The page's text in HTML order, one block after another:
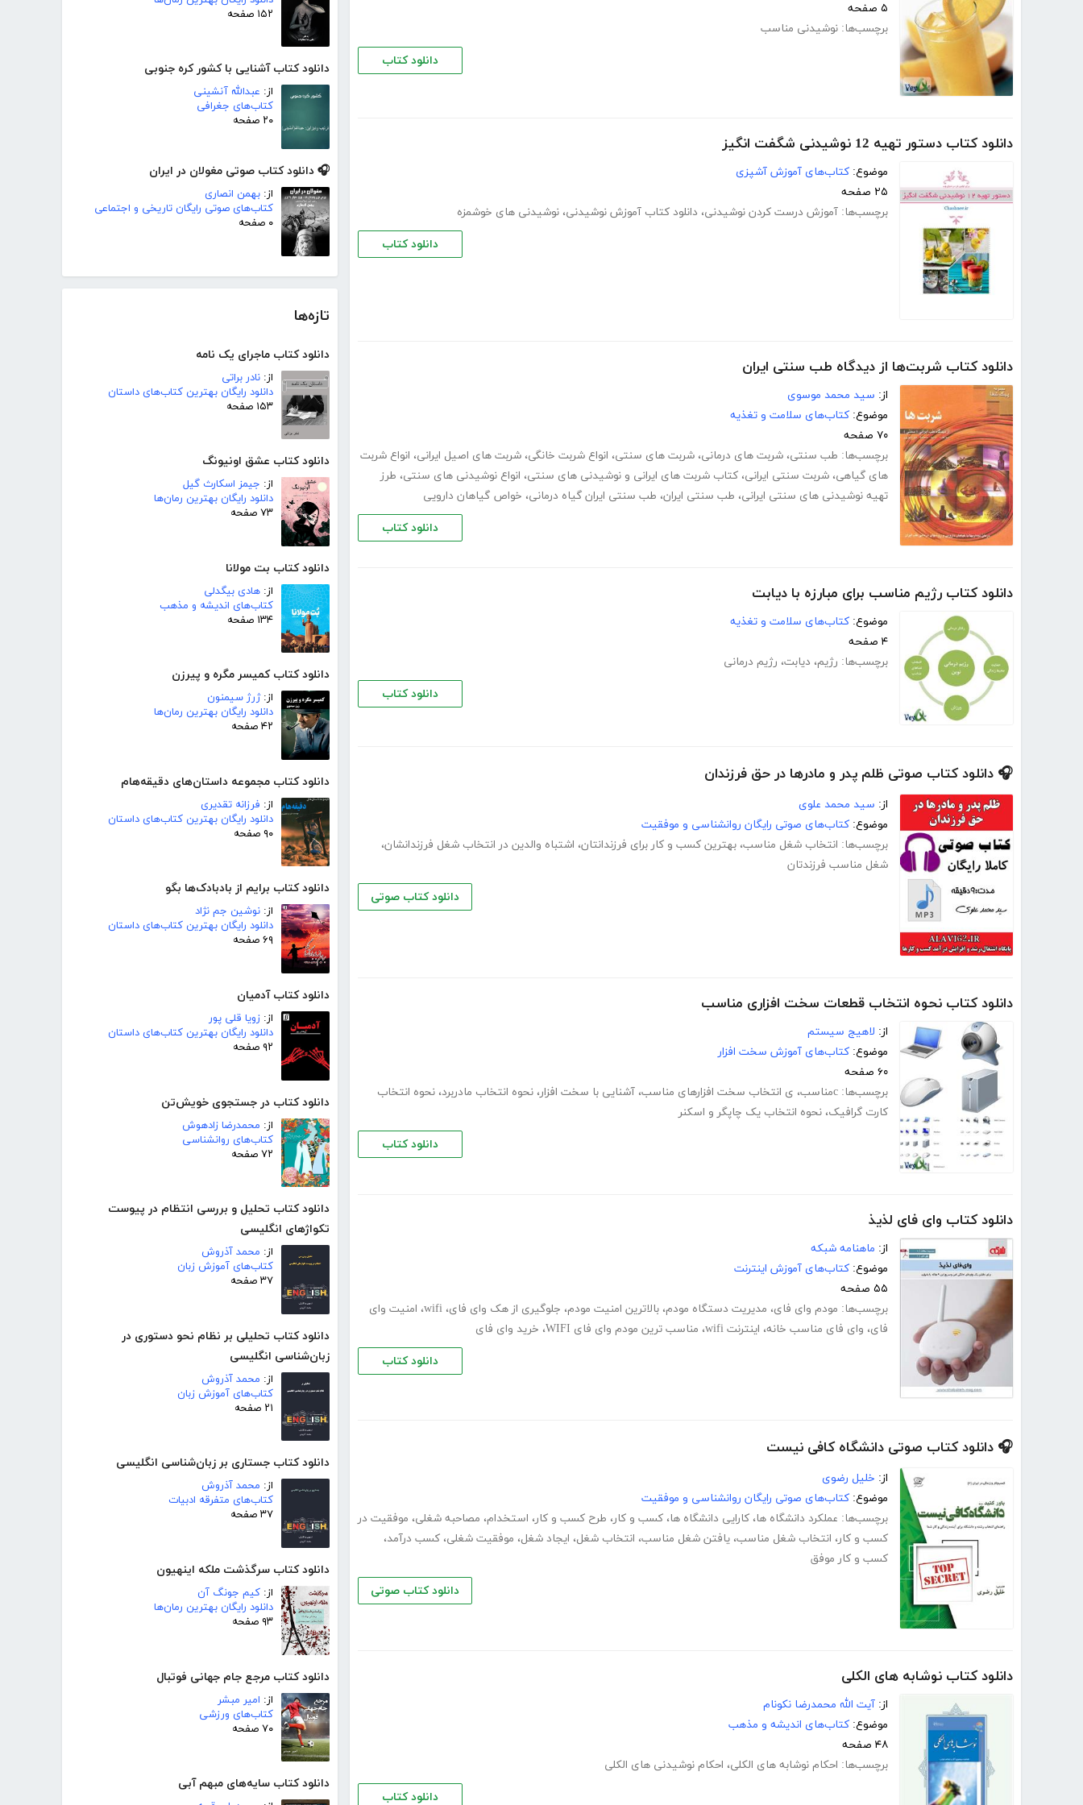
۱۵۲ صفحه
دانلود کتاب آشنایی با کشور کره جنوبی
از: عبدالله آنشینی
کتاب‌های جغرافی
۲۰ صفحه
🎧 دانلود کتاب صوتی مغولان در ایران
از: بهمن انصاری
کتاب‌های صوتی رایگان تاریخی و اجتماعی
۰ صفحه
تازه‌ها
دانلود کتاب ماجرای یک نامه
از: نادر براتی
دانلود رایگان بهترین کتاب‌های داستان
۱۵۳ صفحه
دانلود کتاب عشق اونیونگ
از: جیمز اسکارث گیل
دانلود رایگان بهترین رمان‌ها
۷۳ صفحه
دانلود کتاب بت مولانا
از: هادی بیگدلی
کتاب‌های اندیشه و مذهب
۱۳۴ صفحه
دانلود کتاب کمیسر مگره و پیرزن
از:ژرژ سیمنون
دانلود رایگان بهترین رمان‌ها
۴۲ صفحه
دانلود کتاب مجموعه داستان‌های دقیقه‌هام
از: فرزانه تقدیری
دانلود رایگان بهترین کتاب‌های داستان
۹۰ صفحه
دانلود کتاب برایم از بادبادک‌ها بگو
از: نوشین جم نژاد
دانلود رایگان بهترین کتاب‌های داستان
۶۹ صفحه
دانلود کتاب آدمیان
از: زویا قلی پور
دانلود رایگان بهترین کتاب‌های داستان
۹۲ صفحه
دانلود کتاب در جستجوی خویش‌تن
از: محمدرضا زادهوش
کتاب‌های روانشناسی
۷۲ صفحه
دانلود کتاب تحلیل و بررسی انتظام در پیوست
تکواژهای انگلیسی
از: محمد آذروش
کتاب‌های آموزش زبان
۳۷ صفحه
دانلود کتاب تحلیلی بر نظام نحو دستوری در
زبان‌شناسی انگلیسی
از: محمد آذروش
کتاب‌های آموزش زبان
۲۱ صفحه
دانلود کتاب جستاری بر زبان‌شناسی انگلیسی
از: محمد آذروش
کتاب‌های متفرقه ادبیات
۳۷ صفحه
دانلود کتاب سرگذشت ملکه اینهیون
از: کیم جونگ آن
دانلود رایگان بهترین رمان‌ها
۹۳ صفحه
دانلود کتاب مرجع جام جهانی فوتبال
از: امیر مبشر
کتاب‌های ورزشی
۷۰ صفحه
دانلود کتاب سایه‌های مبهم آبی
۵ صفحه
برچسب‌ها: نوشیدنی مناسب
دانلود کتاب
دانلود کتاب دستور تهیه 12 نوشیدنی شگفت انگیز
موضوع: کتاب‌های آموزش آشپزی
۲۵ صفحه
برچسب‌ها: آموزش درست کردن نوشیدنی، دانلود کتاب آموزش نوشیدنی، نوشیدنی های خوشمزه
دانلود کتاب
دانلود کتاب شربت‌ها از دیدگاه طب سنتی ایران
از: سید محمد موسوی
موضوع: کتاب‌های سلامت و تغذیه
۷۰ صفحه
برچسب‌ها: طب سنتی، شربت های درمانی، شربت های سنتی، انواع شربت خانگی، شربت های اصیل ایرانی، انواع شربت
های گیاهی، شربت سنتی ایرانی، کتاب شربت های ایرانی و نوشیدنی های سنتی، انواع نوشیدنی های سنتی، طرز
تهیه نوشیدنی های سنتی ایرانی، طب سنتی ایران، طب سنتی ایران گیاه درمانی، خواص گیاهان دارویی
دانلود کتاب
دانلود کتاب رژیم مناسب برای مبارزه با دیابت
موضوع: کتاب‌های سلامت و تغذیه
۴ صفحه
برچسب‌ها: رژیم، دیابت، رژیم درمانی
دانلود کتاب
🎧 دانلود کتاب صوتی ظلم پدر و مادرها در حق فرزندان
از: سید محمد علوی
موضوع: کتاب‌های صوتی رایگان روانشناسی و موفقیت
برچسب‌ها: انتخاب شغل مناسب، بهترین کسب و کار برای فرزندانتان، اشتباه والدین در انتخاب شغل فرزندانشان،
شغل مناسب فرزندتان
دانلود کتاب صوتی
دانلود کتاب نحوه انتخاب قطعات سخت افزاری مناسب
از: لاهیج سیستم
موضوع: کتاب‌های آموزش سخت افزار
۶۰ صفحه
برچسب‌ها: cمناسب ، ی انتخاب سخت افزارهای مناسب، آشنایی با سخت افزار، نحوه انتخاب مادربرد، نحوه انتخاب
کارت گرافیک، نحوه انتخاب یک چاپگر و اسکنر
دانلود کتاب
دانلود کتاب وای فای لذیذ
از: ماهنامه شبکه
موضوع: کتاب‌های آموزش اینترنت
۵۵ صفحه
برچسب‌ها: مودم وای فای، مدیریت دستگاه مودم، بالاترین امنیت مودم، جلوگیری از هک وای فای، wifi، امنیت وای
فای، وای فای مناسب خانه، اینترنت wifi ، مناسب ترین مودم وای فای WIFI ، خرید وای فای
دانلود کتاب
🎧 دانلود کتاب صوتی دانشگاه کافی نیست
از: خلیل رضوی
موضوع: کتاب‌های صوتی رایگان روانشناسی و موفقیت
برچسب‌ها: عملکرد دانشگاه ها، کارایی دانشگاه ها، کسب و کار، طرح کسب و کار، استخدام، مصاحبه شغلی، موفقیت در
کسب و کار، انتخاب شغل مناسب، یافتن شغل مناسب، انتخاب شغل، ایجاد شغل، موفقیت شغلی، کسب درآمد،
کسب و کار موفق
دانلود کتاب صوتی
دانلود کتاب نوشابه های الکلی
از: آیت الله محمدرضا نکونام
موضوع: کتاب‌های اندیشه و مذهب
۴۸ صفحه
برچسب‌ها: احکام نوشابه های الکلی، احکام نوشیدنی های الکلی
دانلود کتاب